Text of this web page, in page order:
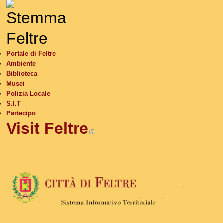
Portale di Feltre
Ambiente
Biblioteca
Musei
Polizia Locale
S.I.T
Partecipo
Visit Feltre